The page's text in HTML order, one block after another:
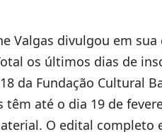
Valgas divulgou em sua
os últimos dias de
da Fundação Cultural
têm até o dia 19 de
O edital completo